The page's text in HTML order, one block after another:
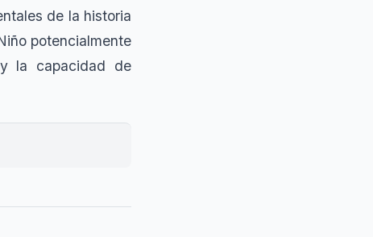
de la historia
potencialmente
la capacidad de